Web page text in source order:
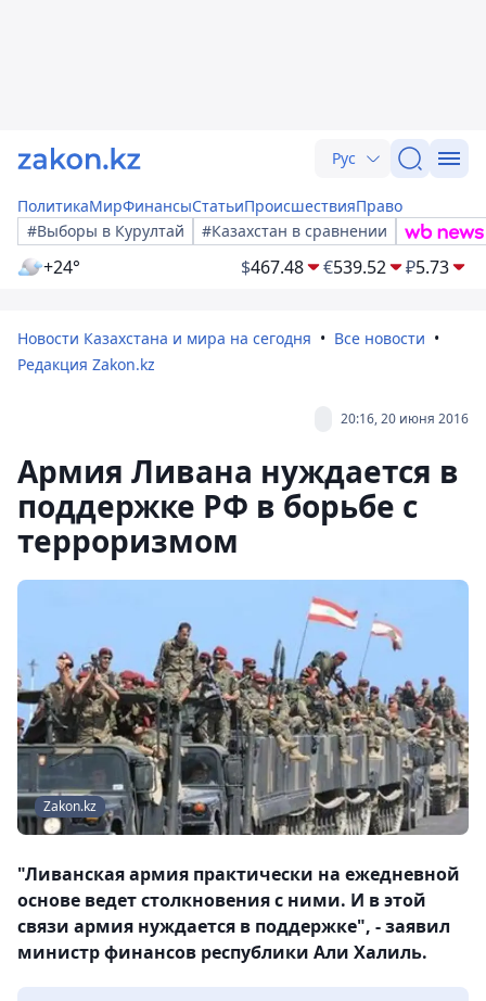
Рус
ПолитикаМирФинансыСтатьиПроисшествияПраво
#Выборы в Курултай
#Казахстан в сравнении
+24° $467.48 €539.52 ₽5.73
Новости Казахстана и мира на сегодня
Все новости
Редакция Zakon.kz
20:16, 20 июня 2016
Армия Ливана нуждается в
поддержке РФ в борьбе с
терроризмом
Zakon.kz
"Ливанская армия практически на ежедневной
основе ведет столкновения с ними. И в этой
связи армия нуждается в поддержке", - заявил
министр финансов республики Али Халиль.